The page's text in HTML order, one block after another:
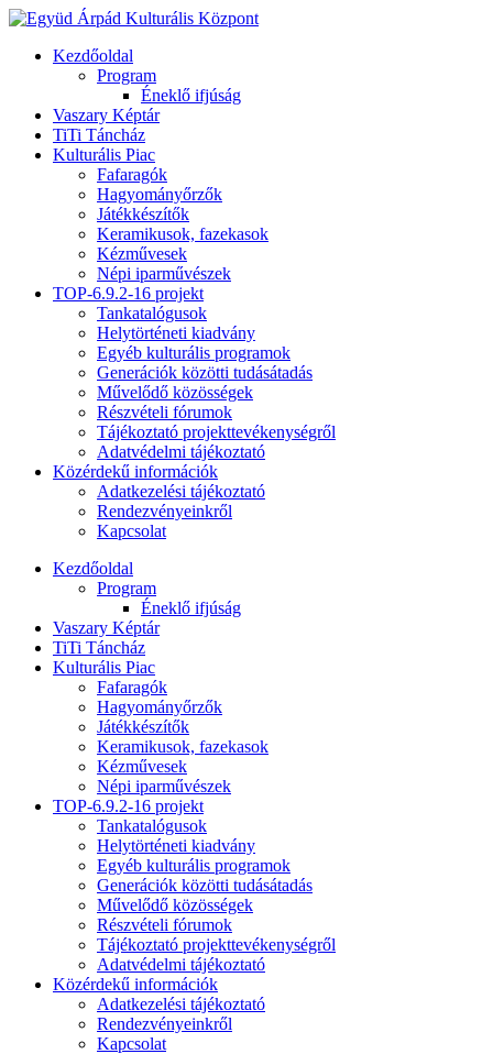
Kezdőoldal
Program
Éneklő ifjúság
Vaszary Képtár
TiTi Táncház
Kulturális Piac
Fafaragók
Hagyományőrzők
Játékkészítők
Keramikusok, fazekasok
Kézművesek
Népi iparművészek
TOP-6.9.2-16 projekt
Tankatalógusok
Helytörténeti kiadvány
Egyéb kulturális programok
Generációk közötti tudásátadás
Művelődő közösségek
Részvételi fórumok
Tájékoztató projekttevékenységről
Adatvédelmi tájékoztató
Közérdekű információk
Adatkezelési tájékoztató
Rendezvényeinkről
Kapcsolat
Kezdőoldal
Program
Éneklő ifjúság
Vaszary Képtár
TiTi Táncház
Kulturális Piac
Fafaragók
Hagyományőrzők
Játékkészítők
Keramikusok, fazekasok
Kézművesek
Népi iparművészek
TOP-6.9.2-16 projekt
Tankatalógusok
Helytörténeti kiadvány
Egyéb kulturális programok
Generációk közötti tudásátadás
Művelődő közösségek
Részvételi fórumok
Tájékoztató projekttevékenységről
Adatvédelmi tájékoztató
Közérdekű információk
Adatkezelési tájékoztató
Rendezvényeinkről
Kapcsolat